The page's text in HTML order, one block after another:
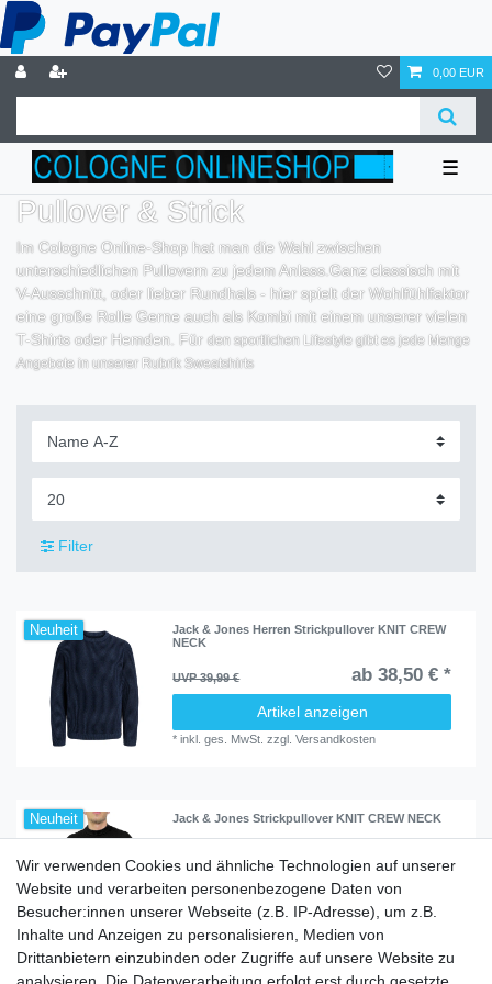
0,00 EUR
☰
Pullover & Strick
Im Cologne Online-Shop hat man die Wahl zwischen
unterschiedlichen Pullovern zu jedem Anlass. Ganz classisch mit
V-Ausschnitt, oder lieber Rundhals - hier spielt der Wohlfühlfaktor
eine große Rolle Gerne auch als Kombi mit einem unserer vielen
T-Shirts oder Hemden. Für den sportlichen Lifestyle gibt es jede Menge
Angebote in unserer Rubrik Sweatshirts
Filter
Neuheit
Jack & Jones Herren Strickpullover KNIT CREW
NECK
UVP 39,99 € ab 38,50 € *
Artikel anzeigen
*inkl. ges. MwSt. zzgl.Versandkosten
Neuheit Jack & Jones Strickpullover KNIT CREW NECK
UVP 49,99 € ab 42,50 € *
Artikel anzeigen
inkl. ges. MwSt. Versandkosten
Wir verwenden Cookies und ähnliche Technologien auf unserer
Website und verarbeiten personenbezogene Daten von
Besucher:innen unserer Webseite (z.B. IP-Adresse), um z.B.
Inhalte und Anzeigen zu personalisieren, Medien von
Drittanbietern einzubinden oder Zugriffe auf unsere Website zu